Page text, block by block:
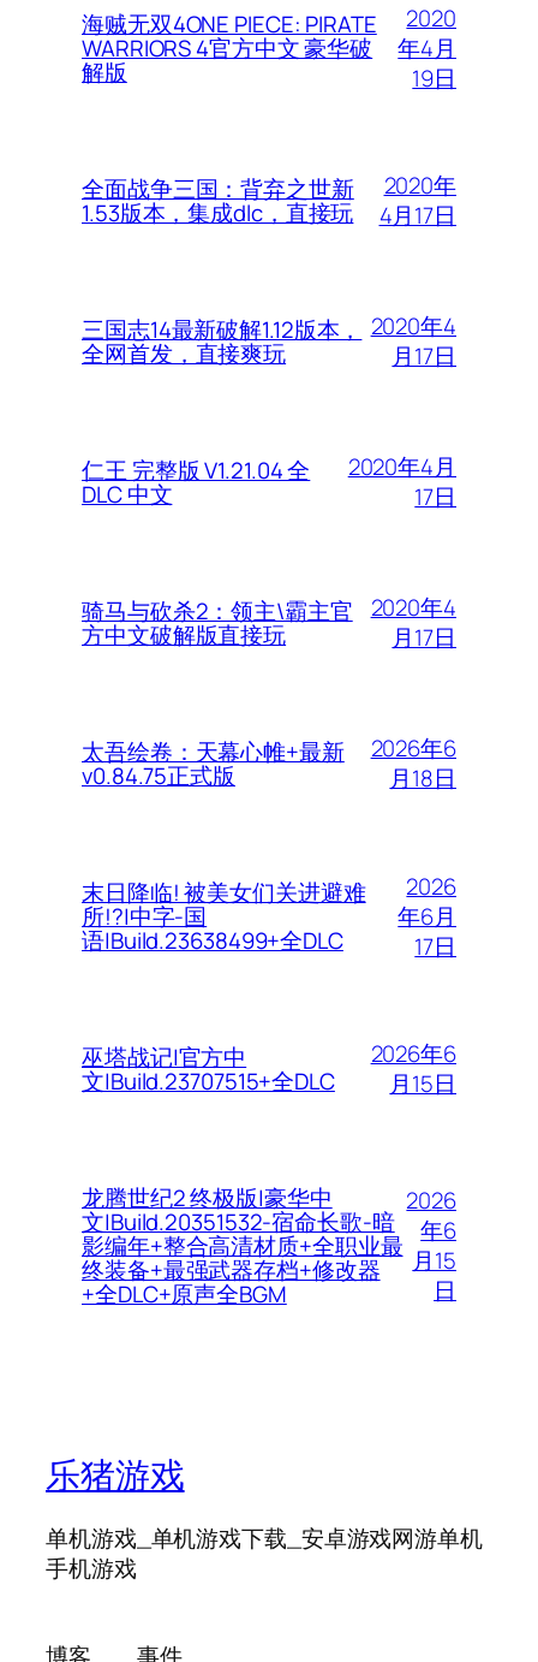
海贼无双4ONE PIECE: PIRATE
WARRIORS 4官方中文 豪华破
解版
2020
年4月
19日
全面战争三国：背弃之世新
1.53版本，集成dlc，直接玩
2020年
4月17日
三国志14最新破解1.12版本，
全网首发，直接爽玩
2020年4
月17日
仁王 完整版 V1.21.04 全
DLC 中文
2020年4月
17日
骑马与砍杀2：领主\霸主官
方中文破解版直接玩
2020年4
月17日
太吾绘卷：天幕心帷+最新
v0.84.75正式版
2026年6
月18日
末日降临! 被美女们关进避难
所!?|中字-国
语|Build.23638499+全DLC
2026
年6月
17日
巫塔战记|官方中
文|Build.23707515+全DLC
2026年6
月15日
龙腾世纪2 终极版|豪华中
文|Build.20351532-宿命长歌-暗
影编年+整合高清材质+全职业最
终装备+最强武器存档+修改器
+全DLC+原声全BGM
2026
年6
月15
日
乐猪游戏
单机游戏_单机游戏下载_安卓游戏网游单机
手机游戏